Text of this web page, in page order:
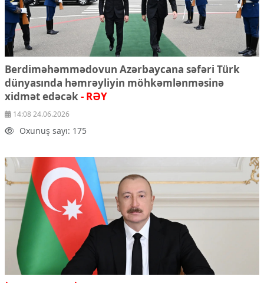
Berdiməhəmmədovun Azərbaycana səfəri Türk
dünyasında həmrəyliyin möhkəmlənməsinə
xidmət edəcək- RƏY
14:08 24.06.2026
Oxunuş sayı: 175